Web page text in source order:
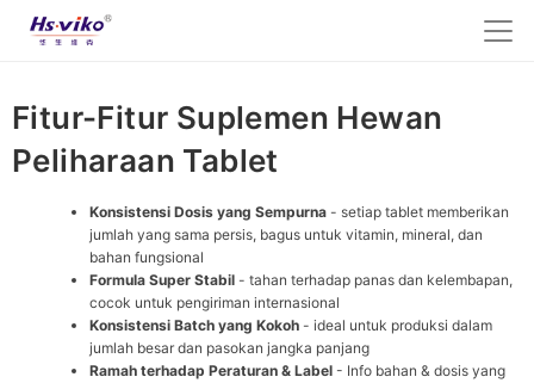
Fitur-Fitur Suplemen Hewan
Peliharaan Tablet
Konsistensi Dosis yang Sempurna - setiap tablet memberikan
jumlah yang sama persis, bagus untuk vitamin, mineral, dan
bahan fungsional
Formula Super Stabil - tahan terhadap panas dan kelembapan,
cocok untuk pengiriman internasional
Konsistensi Batch yang Kokoh - ideal untuk produksi dalam
jumlah besar dan pasokan jangka panjang
Ramah terhadap Peraturan & Label - Info bahan & dosis yang